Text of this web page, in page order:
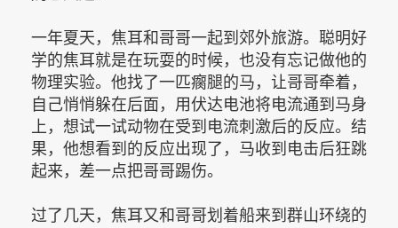
一年夏天，焦耳和哥哥一起到郊外旅游。聪明好
学的焦耳就是在玩耍的时候，也没有忘记做他的
物理实验。他找了一匹瘸腿的马，让哥哥牵着，
自己悄悄躲在后面，用伏达电池将电流通到马身
上，想试一试动物在受到电流刺激后的反应。结
果，他想看到的反应出现了，马收到电击后狂跳
起来，差一点把哥哥踢伤。
过了几天，焦耳又和哥哥划着船来到群山环绕的